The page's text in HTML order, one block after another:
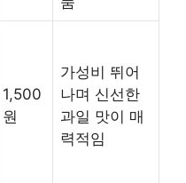
1,500
원
가성비 뛰어
나며 신선한
과일 맛이 매
력적임